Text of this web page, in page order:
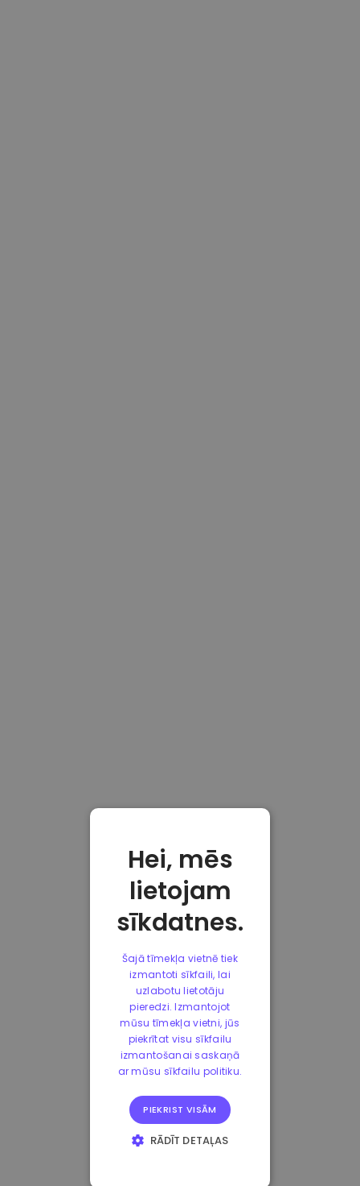
Hei, mēs
lietojam
sīkdatnes.
Šajā tīmekļa vietnē tiek
izmantoti sīkfaili, lai
uzlabotu lietotāju
pieredzi. Izmantojot
mūsu tīmekļa vietni, jūs
piekrītat visu sīkfailu
izmantošanai saskaņā
ar mūsu sīkfailu politiku.
PIEKRIST VISĀM
RĀDĪT DETAĻAS